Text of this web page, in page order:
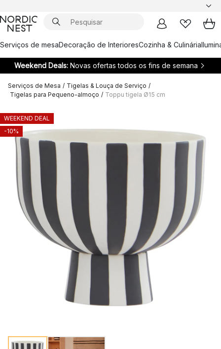
Serviços de mesaDecoração de InterioresCozinha & Culinária
Weekend Deals: Novas ofertas todos os fins de semana
Serviços de Mesa / Tigelas & Louça de Serviço /
Tigelas para Pequeno-almoço / Toppu tigela Ø15 cm
WEEKEND DEAL
-10%